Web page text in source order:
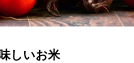
しいお米